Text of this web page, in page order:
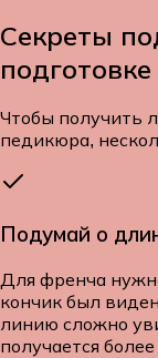
Секреты
подготовке
Чтобы получить
педикюра,
Подумай о
Для френча
кончик был
линию сложно
получается